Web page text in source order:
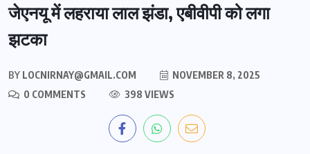
जेएनयू में लहराया लाल झंडा, एबीवीपी को लगा
झटका
BY LOCNIRNAY@GMAIL.COM
NOVEMBER 8, 2025
0 COMMENTS
398 VIEWS